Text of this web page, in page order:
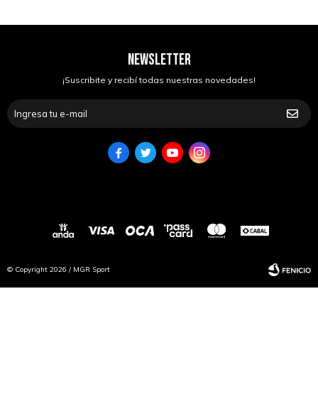
NEWSLETTER
¡Suscribite y recibí todas nuestras novedades!
   
© Copyright 2026 / MGR Sport